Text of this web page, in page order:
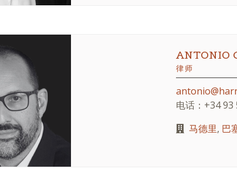
ANTONIO
律师
电话：+34 93
马德里, 巴